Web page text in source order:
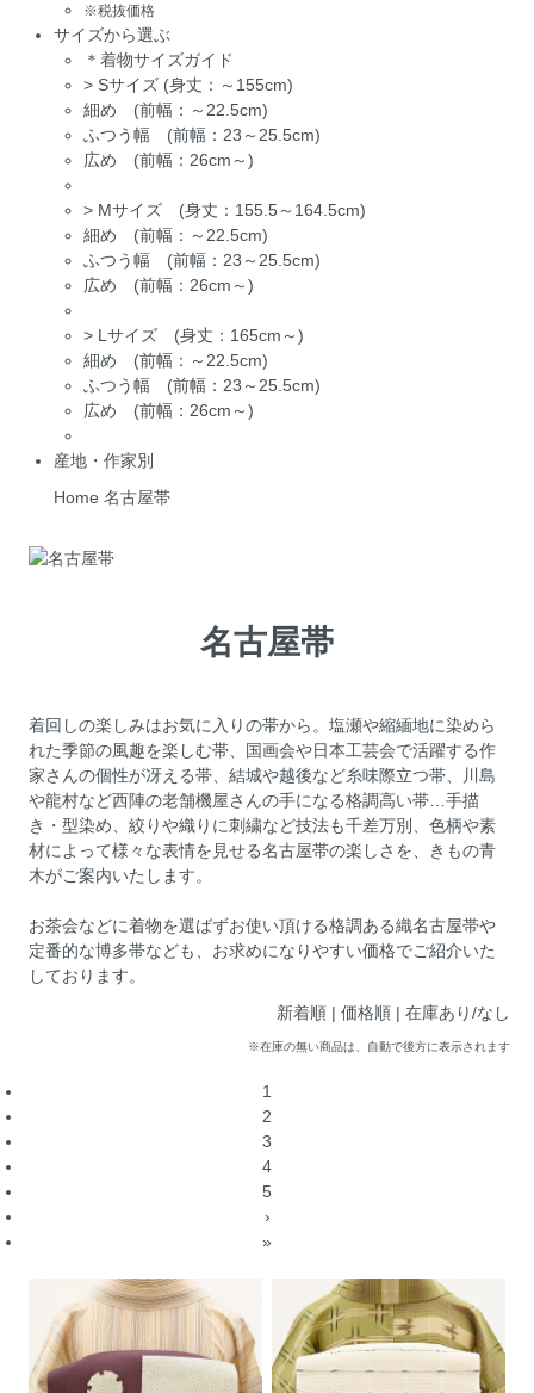
※税抜価格
サイズから選ぶ
＊着物サイズガイド
> Sサイズ (身丈：～155cm)
細め (前幅：～22.5cm)
ふつう幅 (前幅：23～25.5cm)
広め (前幅：26cm～)
> Mサイズ (身丈：155.5～164.5cm)
細め (前幅：～22.5cm)
ふつう幅 (前幅：23～25.5cm)
広め (前幅：26cm～)
> Lサイズ (身丈：165cm～)
細め (前幅：～22.5cm)
ふつう幅 (前幅：23～25.5cm)
広め (前幅：26cm～)
産地・作家別
Home 名古屋帯
名古屋帯
着回しの楽しみはお気に入りの帯から。塩瀬や縮緬地に染めら
れた季節の風趣を楽しむ帯、国画会や日本工芸会で活躍する作
家さんの個性が冴える帯、結城や越後など糸味際立つ帯、川島
や龍村など西陣の老舗機屋さんの手になる格調高い帯…手描
き・型染め、絞りや織りに刺繍など技法も千差万別、色柄や素
材によって様々な表情を見せる名古屋帯の楽しさを、きもの青
木がご案内いたします。
お茶会などに着物を選ばずお使い頂ける格調ある織名古屋帯や
定番的な博多帯なども、お求めになりやすい価格でご紹介いた
しております。
新着順 | 価格順 | 在庫あり/なし
※在庫の無い商品は、自動で後方に表示されます
1
2
3
4
5
›
»